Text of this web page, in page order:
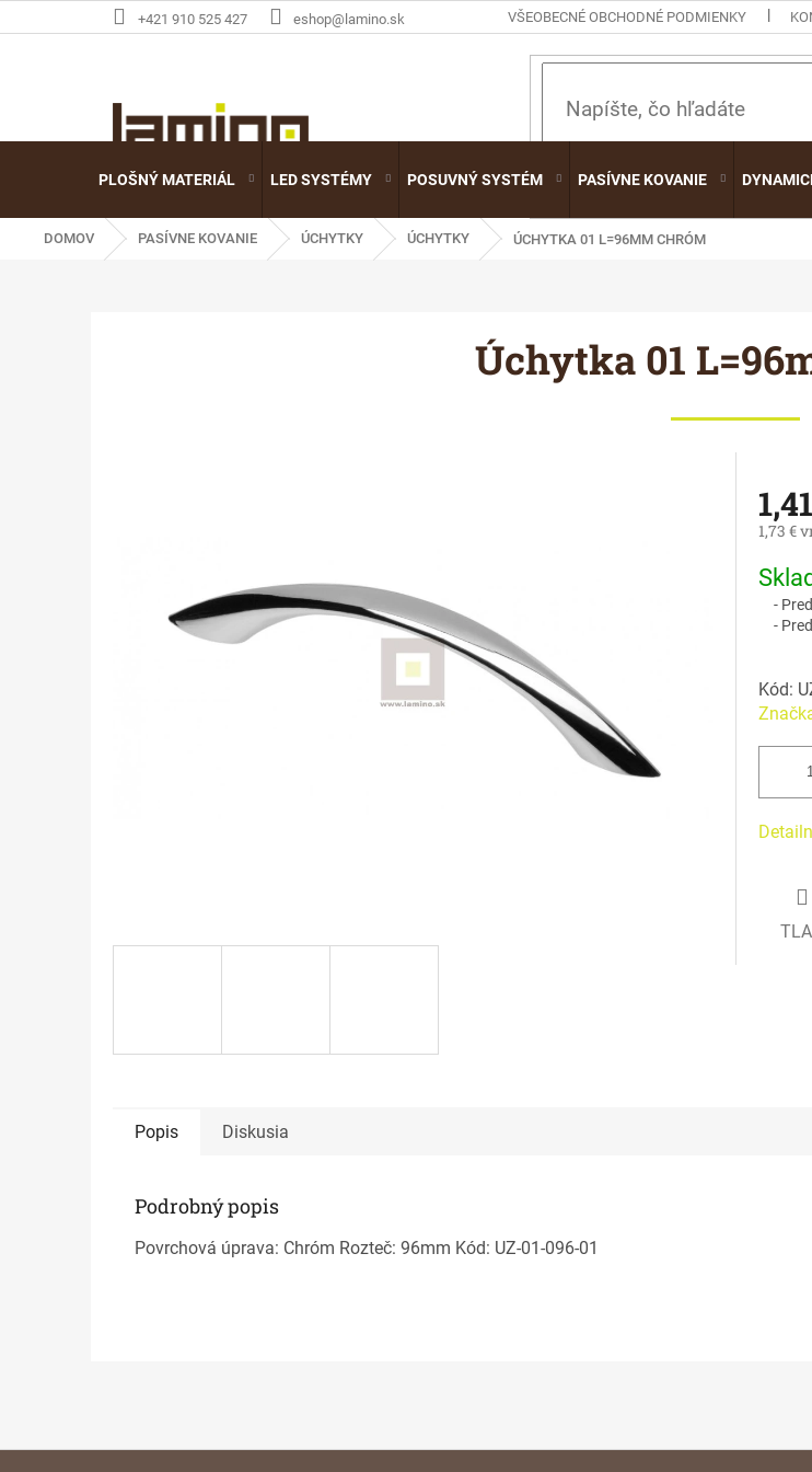
na
+421 910 525 427 eshop@lamino.sk VŠEOBECNÉ OBCHODNÉ PODMIENKY
HĽADAŤ
PLOŠNÝ MATERIÁL LED SYSTÉMY POSUVNÝ SYSTÉM PASÍVNE KOVANIE
DOMOV PASÍVNE KOVANIE ÚCHYTKY ÚCHYTKY ÚCHYTKA 01 L=96MM CHRÓM
Úchytka 01
1,73 €
cena:
Kód:
Popis Diskusia
Podrobný popis
Povrchová úprava: Chróm Rozteč: 96mm Kód: UZ-01-096-01